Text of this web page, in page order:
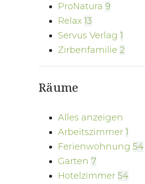
ProNatura 9
Relax 13
Servus Verlag 1
Zirbenfamilie 2
Räume
Alles anzeigen
Arbeitszimmer 1
Ferienwohnung 54
Garten 7
Hotelzimmer 54